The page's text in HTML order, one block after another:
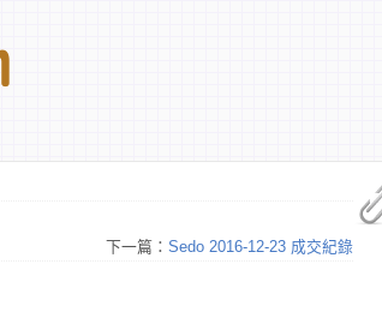
下一篇： Sedo 2016-12-23 成交紀錄